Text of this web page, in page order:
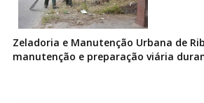
Zeladoria e Manutenção Urbana de
manutenção e preparação viária